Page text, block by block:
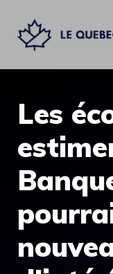
contenu
Les